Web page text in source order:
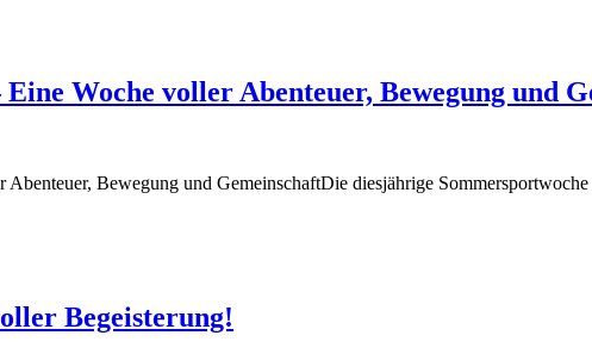
Woche voller Abenteuer, Bewegung und
Abenteuer, Bewegung und GemeinschaftDie diesjährige
Begeisterung!